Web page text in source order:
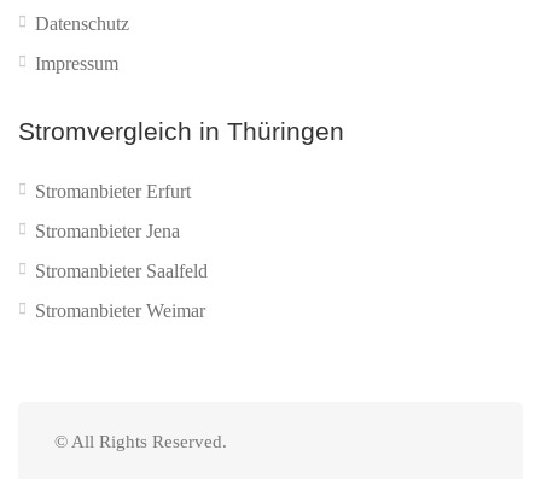
Datenschutz
Impressum
Stromvergleich in Thüringen
Stromanbieter Erfurt
Stromanbieter Jena
Stromanbieter Saalfeld
Stromanbieter Weimar
© All Rights Reserved.